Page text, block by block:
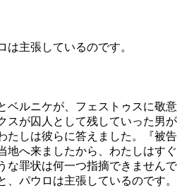
主張しているのです。
ベルニケが、フェストゥスに敬
が囚人として残していった男が
たしは彼らに答えました。『被
地へ来ましたから、わたしはす
罪状は何一つ指摘できませんで
パウロは主張しているのです。